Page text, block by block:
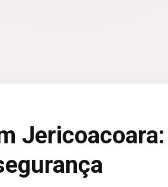
Jericoacoara: